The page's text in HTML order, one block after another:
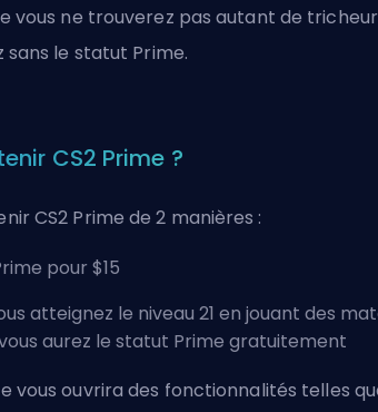
vous ne trouverez pas autant de
sans le statut Prime.
CS2 Prime ?
CS2 Prime de 2 manières :
pour $15
atteignez le niveau 21 en jouant des
aurez le statut Prime gratuitement
vous ouvrira des fonctionnalités telles